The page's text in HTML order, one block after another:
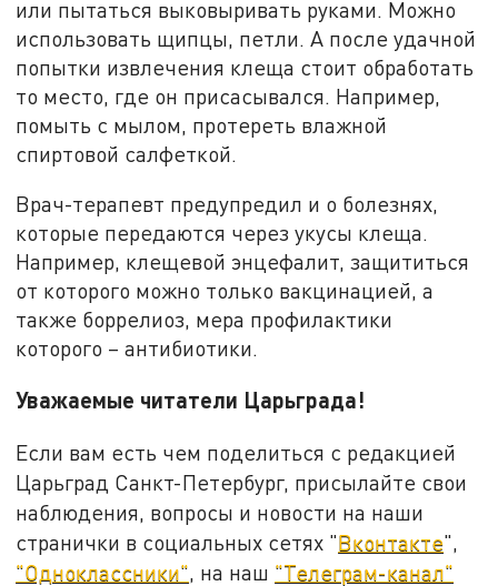
или пытаться выковыривать руками. Можно
использовать щипцы, петли. А после удачной
попытки извлечения клеща стоит обработать
то место, где он присасывался. Например,
помыть с мылом, протереть влажной
спиртовой салфеткой.
Врач-терапевт предупредил и о болезнях,
которые передаются через укусы клеща.
Например, клещевой энцефалит, защититься
от которого можно только вакцинацией, а
также боррелиоз, мера профилактики
которого – антибиотики.
Уважаемые читатели Царьграда!
Если вам есть чем поделиться с редакцией
Царьград Санкт-Петербург, присылайте свои
наблюдения, вопросы и новости на наши
странички в социальных сетях "Вконтакте",
"Одноклассники", на наш "Телеграм-канал"